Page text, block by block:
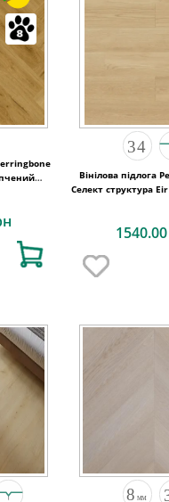
Вінілова підлога
Селект структура Eir